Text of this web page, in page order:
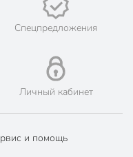
Интернет-гипермаркет
ведущих мировых
Спецпредложения
Личный кабинет
и помощь